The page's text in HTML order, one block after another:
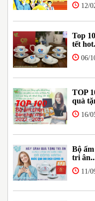
12/
Top
tết
06/
TOP
quà
16/
Bộ
tri
11/